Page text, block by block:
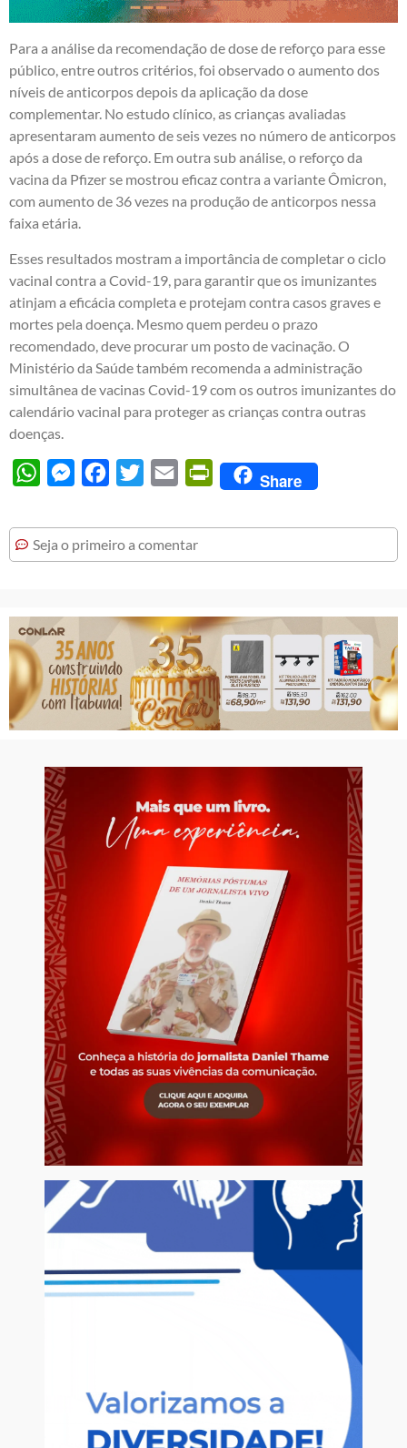
Para a análise da recomendação de dose de reforço para esse
público, entre outros critérios, foi observado o aumento dos
níveis de anticorpos depois da aplicação da dose
complementar. No estudo clínico, as crianças avaliadas
apresentaram aumento de seis vezes no número de anticorpos
após a dose de reforço. Em outra sub análise, o reforço da
vacina da Pfizer se mostrou eficaz contra a variante Ômicron,
com aumento de 36 vezes na produção de anticorpos nessa
faixa etária.
Esses resultados mostram a importância de completar o ciclo
vacinal contra a Covid-19, para garantir que os imunizantes
atinjam a eficácia completa e protejam contra casos graves e
mortes pela doença. Mesmo quem perdeu o prazo
recomendado, deve procurar um posto de vacinação. O
Ministério da Saúde também recomenda a administração
simultânea de vacinas Covid-19 com os outros imunizantes do
calendário vacinal para proteger as crianças contra outras
doenças.
WhatsAppMessengerFacebook
Twitter Email PrintFriendly
Share
Seja o primeiro a comentar